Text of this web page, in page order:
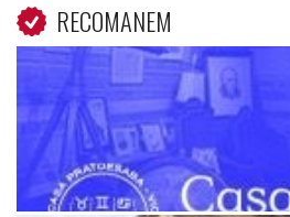
RECOMANEM